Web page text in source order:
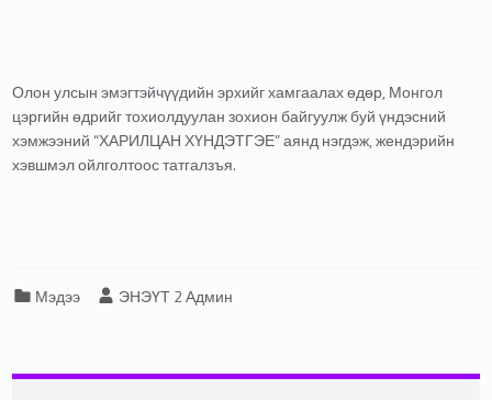
Олон улсын эмэгтэйчүүдийн эрхийг хамгаалах өдөр, Монгол
цэргийн өдрийг тохиолдуулан зохион байгуулж буй үндэсний
хэмжээний “ХАРИЛЦАН ХҮНДЭТГЭЕ” аянд нэгдэж, жендэрийн
хэвшмэл ойлголтоос татгалзъя.
Categorized in:
Мэдээ Written by:
ЭНЭҮТ 2 Админ